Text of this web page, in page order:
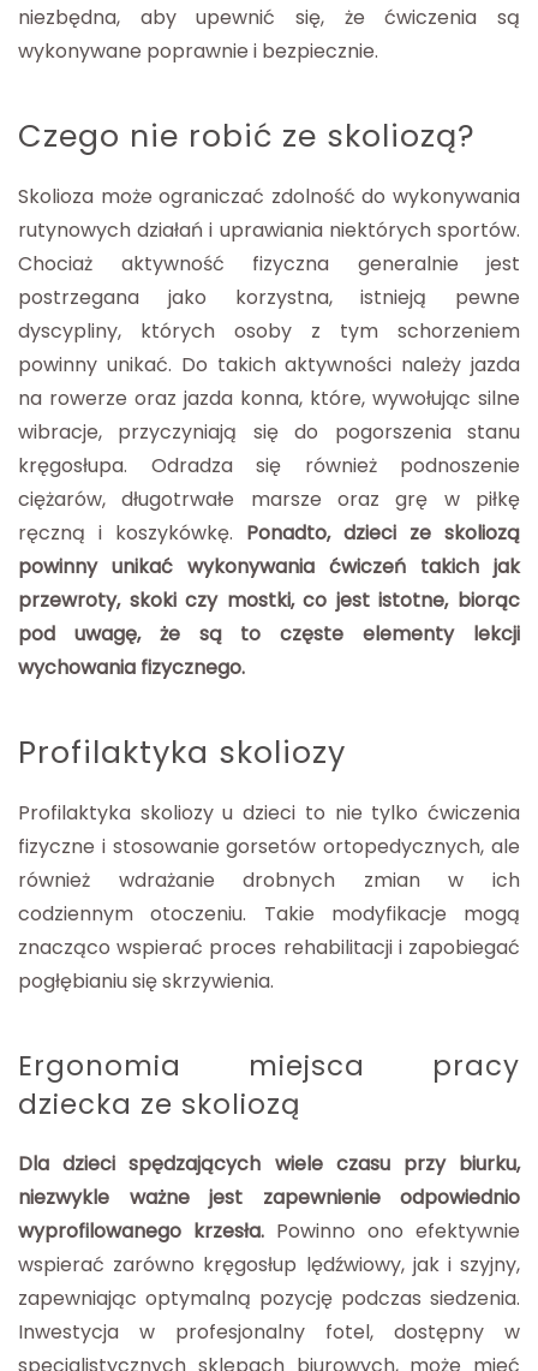
niezbędna, aby upewnić się, że ćwiczenia są
wykonywane poprawnie i bezpiecznie.
Czego nie robić ze skoliozą?
Skolioza może ograniczać zdolność do wykonywania
rutynowych działań i uprawiania niektórych sportów.
Chociaż aktywność fizyczna generalnie jest
postrzegana jako korzystna, istnieją pewne
dyscypliny, których osoby z tym schorzeniem
powinny unikać. Do takich aktywności należy jazda
na rowerze oraz jazda konna, które, wywołując silne
wibracje, przyczyniają się do pogorszenia stanu
kręgosłupa. Odradza się również podnoszenie
ciężarów, długotrwałe marsze oraz grę w piłkę
ręczną i koszykówkę. Ponadto, dzieci ze skoliozą
powinny unikać wykonywania ćwiczeń takich jak
przewroty, skoki czy mostki, co jest istotne, biorąc
pod uwagę, że są to częste elementy lekcji
wychowania fizycznego.
Profilaktyka skoliozy
Profilaktyka skoliozy u dzieci to nie tylko ćwiczenia
fizyczne i stosowanie gorsetów ortopedycznych, ale
również wdrażanie drobnych zmian w ich
codziennym otoczeniu. Takie modyfikacje mogą
znacząco wspierać proces rehabilitacji i zapobiegać
pogłębianiu się skrzywienia.
Ergonomia miejsca pracy
dziecka ze skoliozą
Dla dzieci spędzających wiele czasu przy biurku,
niezwykle ważne jest zapewnienie odpowiednio
wyprofilowanego krzesła. Powinno ono efektywnie
wspierać zarówno kręgosłup lędźwiowy, jak i szyjny,
zapewniając optymalną pozycję podczas siedzenia.
Inwestycja w profesjonalny fotel, dostępny w